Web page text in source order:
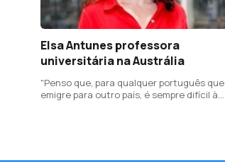
Elsa Antunes professora
universitária na Austrália
"Penso que, para qualquer português que
emigre para outro país, é sempre difícil à